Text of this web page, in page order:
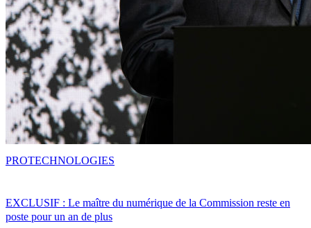
EXCLUSIF : Le maître du numérique de la Commission reste en
poste pour un an de plus
PROTECHNOLOGIES